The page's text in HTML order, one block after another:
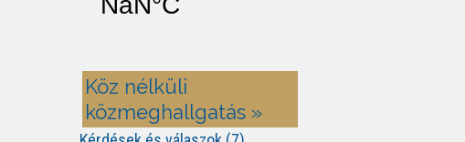
Köz nélküli
közmeghallgatás »